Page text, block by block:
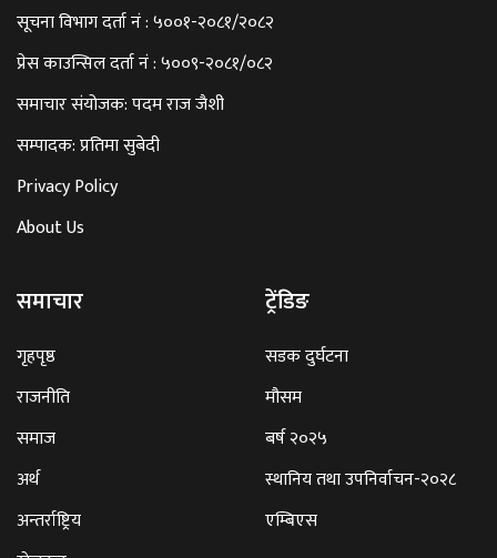
सूचना विभाग दर्ता नं : ५००१-२०८१/२०८२
प्रेस काउन्सिल दर्ता नं : ५००९-२०८१/०८२
समाचार संयोजक: पदम राज जैशी
सम्पादक: प्रतिमा सुबेदी
Privacy Policy
About Us
समाचार
गृहपृष्ठ
राजनीति
समाज
अर्थ
अन्तर्राष्ट्रिय
ट्रेंडिङ
सडक दुर्घटना
मौसम
बर्ष २०२५
स्थानिय तथा उपनिर्वाचन-२०२८
एम्बिएस